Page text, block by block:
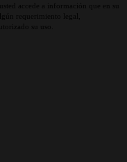
accede a información que en su
requerimiento legal,
su uso.